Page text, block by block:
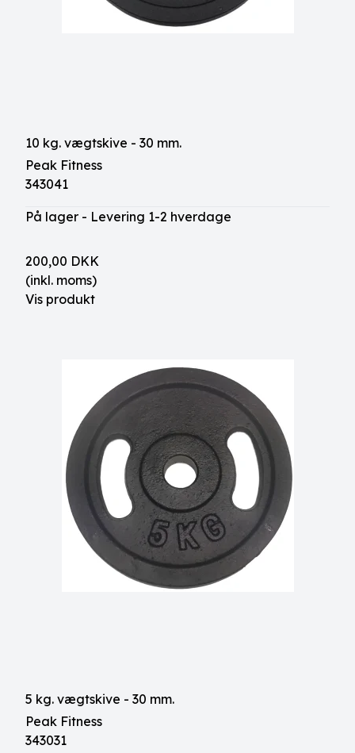
10 kg. vægtskive - 30 mm.
Peak Fitness
343041
På lager - Levering 1-2 hverdage
200,00 DKK
(inkl. moms)
Vis produkt
5 kg. vægtskive - 30 mm.
Peak Fitness
343031